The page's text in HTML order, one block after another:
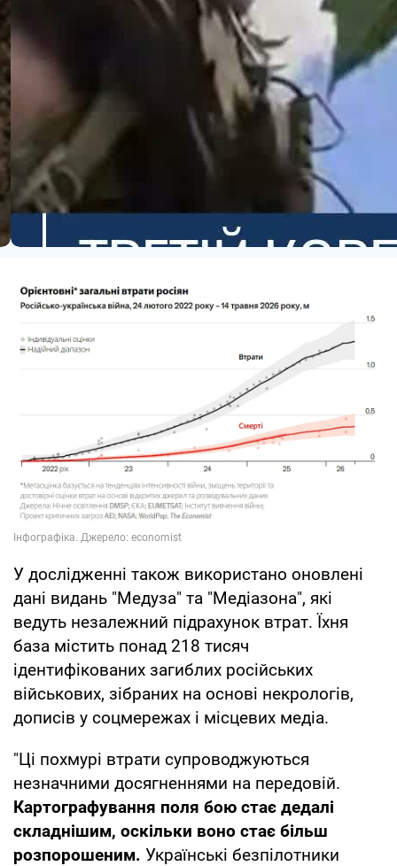
У дослідженні також використано оновлені
дані видань "Медуза" та "Медіазона", які
ведуть незалежний підрахунок втрат. Їхня
база містить понад 218 тисяч
ідентифікованих загиблих російських
військових, зібраних на основі некрологів,
дописів у соцмережах і місцевих медіа.
"Ці похмурі втрати супроводжуються
незначними досягненнями на передовій.
Картографування поля бою стає дедалі
складнішим, оскільки воно стає більш
розпорошеним. Українські безпілотники